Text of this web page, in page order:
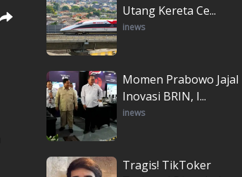
Utang Kereta Ce...
inews
Momen Prabowo Jajal
Inovasi BRIN, I...
inews
Tragis! TikToker